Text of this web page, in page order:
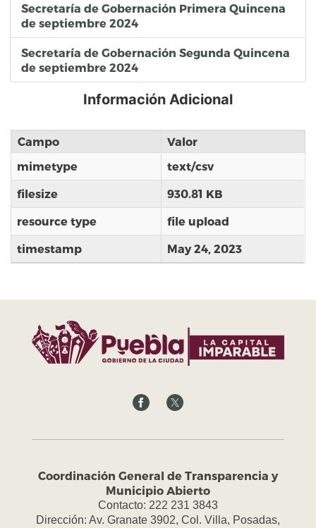
Secretaría de Gobernación Primera Quincena
de septiembre 2024
Secretaría de Gobernación Segunda Quincena
de septiembre 2024
Información Adicional
Campo
Valor
mimetype
text/csv
filesize 930.81 KB
resource type file upload
timestamp May 24, 2023
Coordinación General de Transparencia y
Municipio Abierto
Contacto: 222 231 3843
Dirección: Av. Granate 3902, Col. Villa, Posadas,